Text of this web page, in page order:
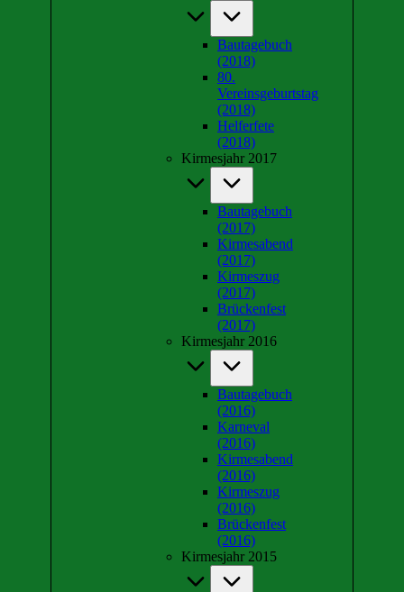
Bautagebuch
(2018)
80.
Vereinsgeburtstag
(2018)
Helferfete
(2018)
Kirmesjahr 2017
Bautagebuch
(2017)
Kirmesabend
(2017)
Kirmeszug
(2017)
Brückenfest
(2017)
Kirmesjahr 2016
Bautagebuch
(2016)
Karneval
(2016)
Kirmesabend
(2016)
Kirmeszug
(2016)
Brückenfest
(2016)
Kirmesjahr 2015